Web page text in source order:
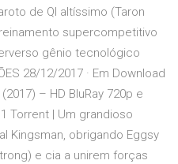
de QI altíssimo (Taron
supercompetitivo
gênio tecnológico
28/12/2017 · Em Download
– HD BluRay 720p e
Torrent | Um grandioso
Kingsman, obrigando Eggsy
e cia a unirem forças